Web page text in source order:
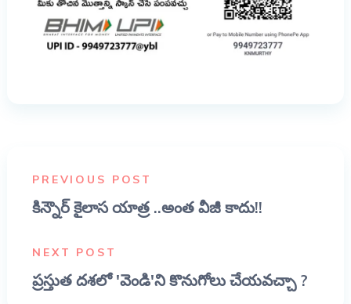
PREVIOUS POST
కిన్నౌర్ కైలాస యాత్ర ..అంత వీజీ కాదు!!
NEXT POST
ప్రస్తుత దశలో 'వెండి'ని కొనుగోలు చేయవచ్చా ?